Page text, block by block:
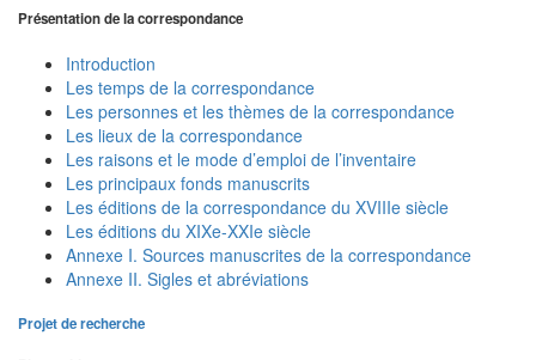
Présentation de la correspondance
Introduction
Les temps de la correspondance
Les personnes et les thèmes de la correspondance
Les lieux de la correspondance
Les raisons et le mode d’emploi de l’inventaire
Les principaux fonds manuscrits
Les éditions de la correspondance du XVIIIe siècle
Les éditions du XIXe-XXIe siècle
Annexe I. Sources manuscrites de la correspondance
Annexe II. Sigles et abréviations
Projet de recherche